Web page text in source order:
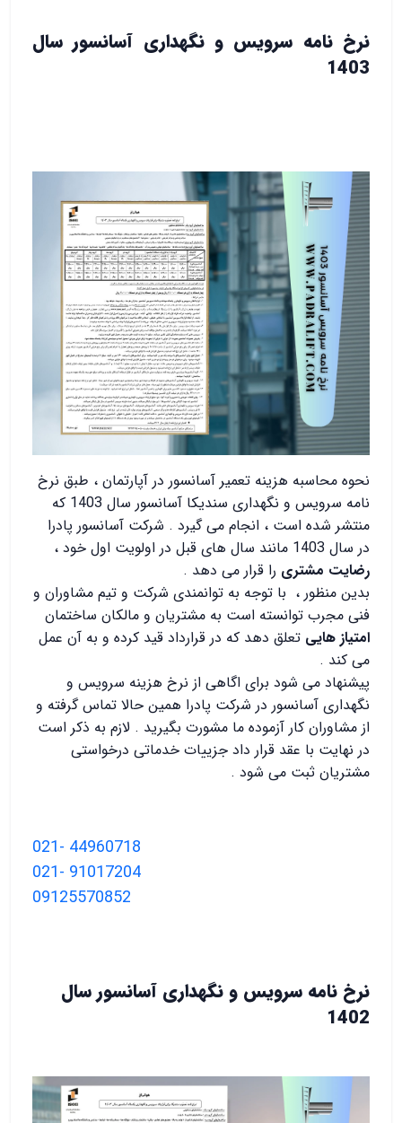
نرخ نامه سرویس و نگهداری آسانسور سال
1403
نحوه محاسبه هزینه تعمیر آسانسور در آپارتمان ، طبق نرخ
نامه سرویس و نگهداری سندیکا آسانسور سال 1403 که
منتشر شده است ، انجام می گیرد . شرکت آسانسور پادرا
در سال 1403 مانند سال های قبل در اولویت اول خود ،
رضایت مشتری را قرار می دهد .
بدین منظور ، با توجه به توانمندی شرکت و تیم مشاوران و
فنی مجرب توانسته است به مشتریان و مالکان ساختمان
امتیاز هایی تعلق دهد که در قرارداد قید کرده و به آن عمل
می کند .
پیشنهاد می شود برای اگاهی از نرخ هزینه سرویس و
نگهداری آسانسور در شرکت پادرا همین حالا تماس گرفته و
از مشاوران کار آزموده ما مشورت بگیرید . لازم به ذکر است
در نهایت با عقد قرار داد جزییات خدماتی درخواستی
مشتریان ثبت می شود .
021- 44960718
021- 91017204
09125570852
نرخ نامه سرویس و نگهداری آسانسور سال
1402